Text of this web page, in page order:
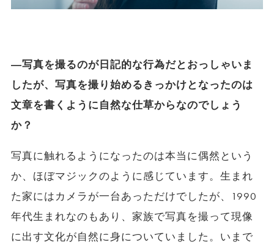
―写真を撮るのが日記的な行為だとおっしゃいま
したが、写真を撮り始めるきっかけとなったのは
文章を書くように自然な仕草からなのでしょう
か？
写真に触れるようになったのは本当に偶然という
か、ほぼマジックのように感じています。生まれ
た家にはカメラが一台あっただけでしたが、1990
年代生まれなのもあり、家族で写真を撮って現像
に出す文化が自然に身についていました。いまで